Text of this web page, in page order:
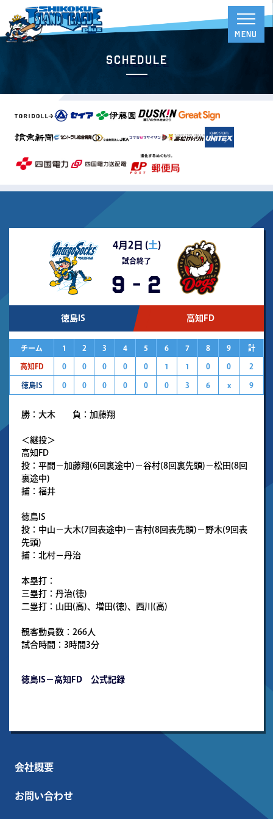
Schedule
4月2日 (土)
試合終了
9 - 2
徳島IS 高知FD
チーム 1 2 3 4 5 6 7 8 9 計
高知FD 0 0 0 0 0 1 1 0 0 2
徳島IS 0 0 0 0 0 0 3 6 x 9
勝：大木 負：加藤翔
＜継投＞
高知FD
投：平間－加藤翔(6回裏途中)－谷村(8回裏先頭)－松田(8回
裏途中)
捕：福井
徳島IS
投：中山－大木(7回表途中)－吉村(8回表先頭)－野木(9回表
先頭)
捕：北村－丹治
本塁打：
三塁打：丹治(徳)
二塁打：山田(高)、増田(徳)、西川(高)
観客動員数：266人
試合時間：3時間3分
徳島IS－高知FD 公式記録
会社概要
お問い合わせ